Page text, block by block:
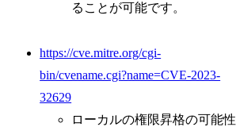
ることが可能です。
https://cve.mitre.org/cgi-
bin/cvename.cgi?name=CVE-2023-
32629
ローカルの権限昇格の可能性